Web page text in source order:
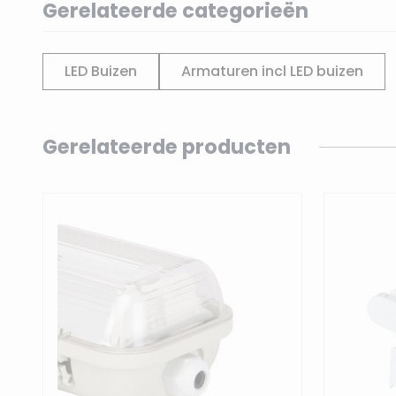
Gerelateerde categorieën
LED Buizen Armaturen incl LED buizen
Navigating through the elements of the carousel
Press to skip carousel
Gerelateerde producten